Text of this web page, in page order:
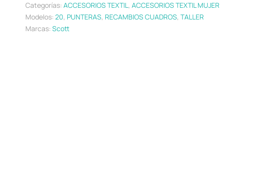
Categorías: ACCESORIOS TEXTIL, ACCESORIOS TEXTIL MUJER
Modelos: 20, PUNTERAS, RECAMBIOS CUADROS, TALLER
Marcas: Scott